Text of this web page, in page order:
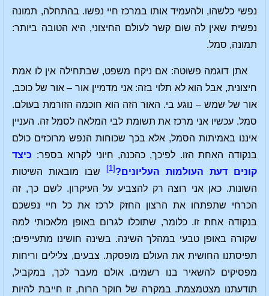
נפשי כלשהו, ולהעמיד אותו במרכז חיי נפשו. בהתחלה, תמונה
נפשית שאין לה שום קשר לעולם החיצוני, היא הטובה ביותר:
תמונה, סמל.
אתן דוגמה פשוטה: אם ניקח משפט, שבתחילה אין לו אמת
חיצונית, אבל הוא לא תלוי בזה: אני מדמיין אור – אור של כוכב,
אור של שמש – נוגע בי. האור הזה הוא חוכמה הזורמת בעולם.
סמל. עכשיו אני מרכז את תשומת לבי המלאה לסמל זה. העניין
איננו באמיתות הסמל, אלא בכך שכוחות הנפש מרוכזים כולם
בנקודה האחת הזו. לפיכך, כהכנה, חיוני לקרוא בספר: כיצד
קונים דעת העולמות העליונים? [1]
שבו מובאות השיטות
השונות. כאן אני רוצה רק להצביע על העיקרון. לשם כך, זה
הכרחי שתפתחו את הרצון החזק לרכז את כל חיי נפשכם
בנקודה אחת זו. כלומר, שתוכלו לגרום באופן מלאכותי למה
שקורה באופן טבעי במהלך השינה. בשינה חושינו מתעייפים;
תפיסתנו החושית את העולם מופסקת. צבעים, צלילים וריחות
מפסיקים להשאיר בנו רשמים. אולם מעבר לכך, במקביל,
תודעתנו מצטמצמת. במקרה של חוקר הרוח, זו חייבת להיות